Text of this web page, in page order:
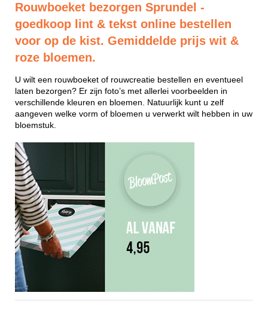
Rouwboeket bezorgen Sprundel -
goedkoop lint & tekst online bestellen
voor op de kist. Gemiddelde prijs wit &
roze bloemen.
U wilt een rouwboeket of rouwcreatie bestellen en eventueel
laten bezorgen? Er zijn foto’s met allerlei voorbeelden in
verschillende kleuren en bloemen. Natuurlijk kunt u zelf
aangeven welke vorm of bloemen u verwerkt wilt hebben in uw
bloemstuk.